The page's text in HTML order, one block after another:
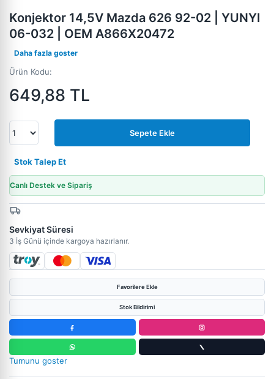
Konjektor 14,5V Mazda 626 92-02 | YUNYI
06-032 | OEM A866X20472
Daha fazla goster
Ürün Kodu:
649,88 TL
Sepete Ekle
Stok Talep Et
Canlı Destek ve Sipariş
Sevkiyat Süresi
3 İş Günü içinde kargoya hazırlanır.
Favorilere Ekle
Stok Bildirimi
Tumunu goster